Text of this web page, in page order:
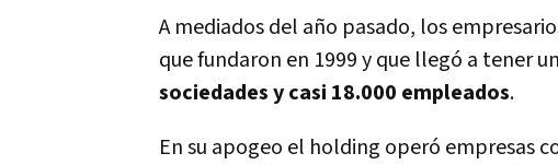
A mediados del año pasado, los
que fundaron en 1999 y que llegó a tener
sociedades y casi 18.000 empleados.
En su apogeo el holding operó empresas